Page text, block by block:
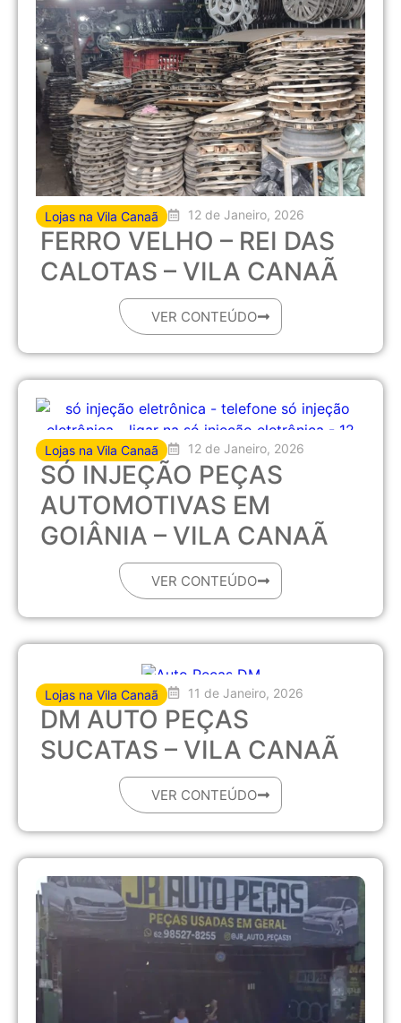
Lojas na Vila Canaã 12 de Janeiro, 2026
FERRO VELHO – REI DAS
CALOTAS – VILA CANAÃ
VER CONTEÚDO
Lojas na Vila Canaã 12 de Janeiro, 2026
SÓ INJEÇÃO PEÇAS
AUTOMOTIVAS EM
GOIÂNIA – VILA CANAÃ
VER CONTEÚDO
Lojas na Vila Canaã 11 de Janeiro, 2026
DM AUTO PEÇAS
SUCATAS – VILA CANAÃ
VER CONTEÚDO